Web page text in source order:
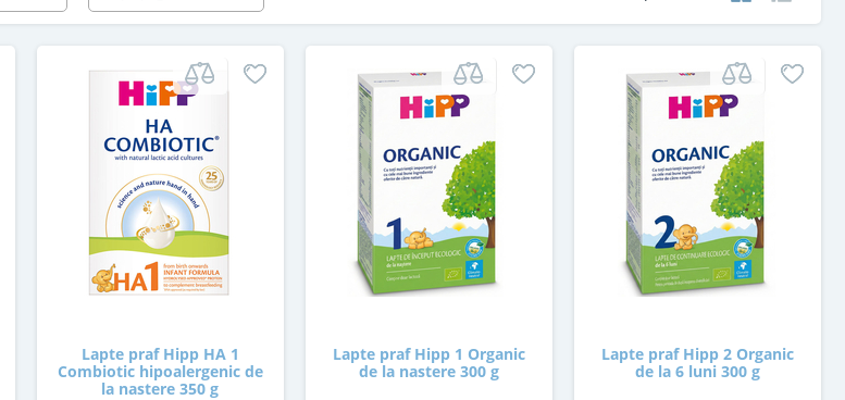
Lapte praf Hipp HA 1
Combiotic hipoalergenic de
la nastere 350 g
Lapte praf Hipp 1 Organic
de la nastere 300 g
Lapte praf Hipp 2 Organic
de la 6 luni 300 g